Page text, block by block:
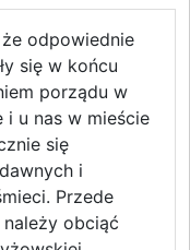
odpowiednie
się w końcu
porządu w
i u nas w mieście
się
i
Przede
obciąć